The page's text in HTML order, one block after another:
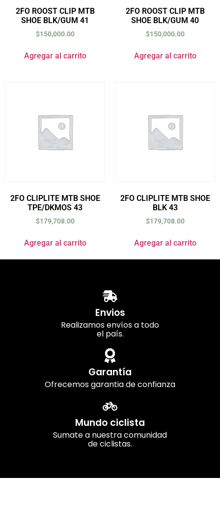
2FO ROOST CLIP MTB
SHOE BLK/GUM 41
$150,000.00
Agregar al carrito
2FO ROOST CLIP MTB
SHOE BLK/GUM 40
$150,000.00
Agregar al carrito
2FO CLIPLITE MTB SHOE
TPE/DKMOS 43
$179,708.00
Agregar al carrito
2FO CLIPLITE MTB SHOE
BLK 43
$179,708.00
Agregar al carrito
Envios
Realizamos envíos a todo
el país.
Garantía
Ofrecemos garantia de confianza
Mundo ciclista
Sumate a nuestra comunidad
de ciclistas.